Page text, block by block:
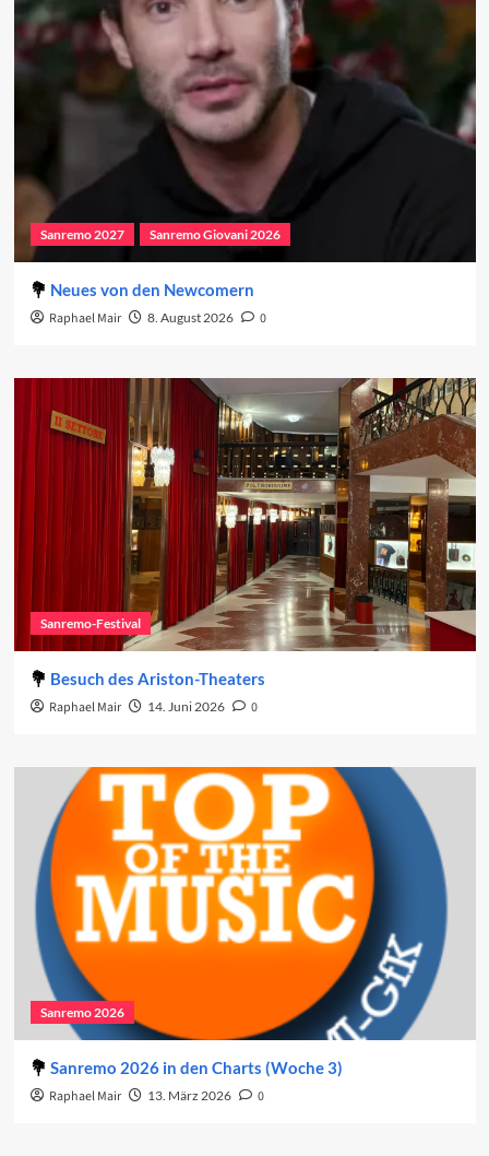
Sanremo 2027 Sanremo Giovani 2026
Neues von den Newcomern
Raphael Mair 8. August 2026 0
Sanremo-Festival
Besuch des Ariston-Theaters
Raphael Mair 14. Juni 2026 0
Sanremo 2026
Sanremo 2026 in den Charts (Woche 3)
Raphael Mair 13. März 2026 0